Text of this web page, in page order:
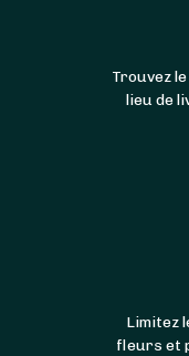
Trouvez
lieu de
Limitez
fleurs et